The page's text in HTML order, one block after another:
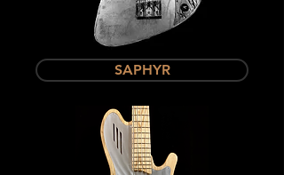
SAPHYR